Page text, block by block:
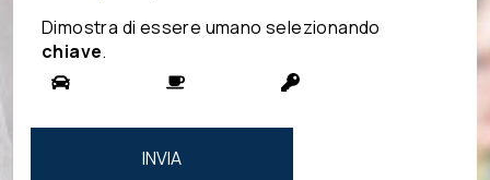
Dimostra di essere umano selezionando
chiave.
Si prega di